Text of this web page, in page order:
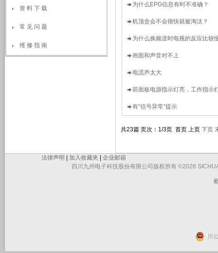
资 料 下 载
常 见 问 题
维 修 指 南
为什么EPG信息有时不准确？
机顶盒会不会很快就被淘汰？
为什么换频道时电视的反应比较
画面和声音对不上
电流声太大
前面板电源指示灯亮，工作指示
有“信号异常”提示
共23篇 页次：1/3页 首页 上页 下页
法律声明 加入收藏夹
企业邮箱
四川九州电子科技股份有限公司版权所有 ©2026
川